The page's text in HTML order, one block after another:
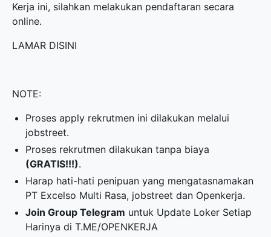
Kerja ini, silahkan melakukan pendaftaran secara
online.
LAMAR DISINI
NOTE:
Proses apply rekrutmen ini dilakukan melalui
jobstreet.
Proses rekrutmen dilakukan tanpa biaya
(GRATIS!!!).
Harap hati-hati penipuan yang mengatasnamakan
PT Excelso Multi Rasa, jobstreet dan Openkerja.
Join Group Telegram untuk Update Loker Setiap
Harinya diT.ME/OPENKERJA